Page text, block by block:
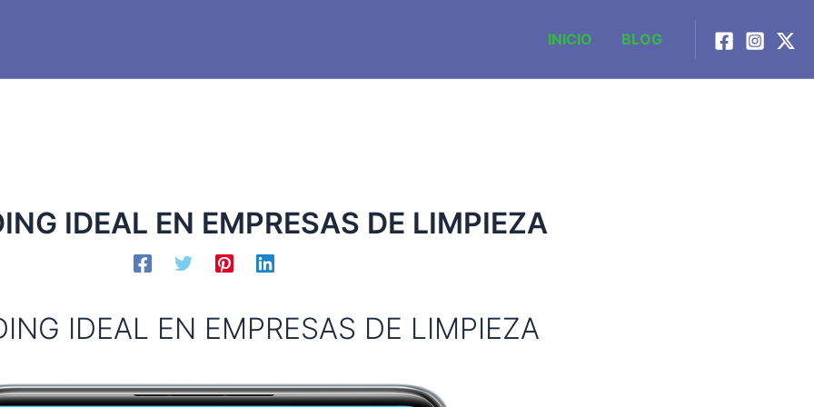
INICIO BLOG
IDEAL EN EMPRESAS DE LIMPIEZA
IDEAL EN EMPRESAS DE LIMPIEZA